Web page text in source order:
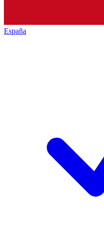
España